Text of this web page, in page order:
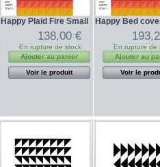
Happy Plaid Fire Small
138,00 €
En rupture de stock
Ajouter au panier
Voir le produit
Happy Bed
En rupture de
Ajouter au
Voir le